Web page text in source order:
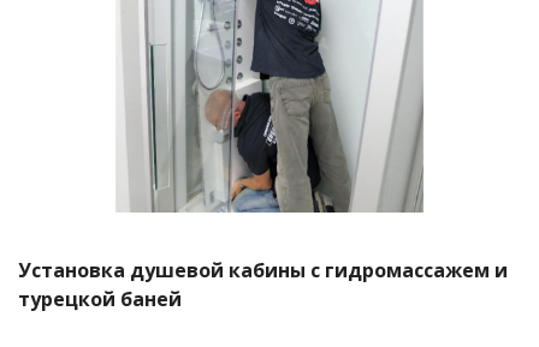
Установка душевой кабины с гидромассажем и
турецкой баней